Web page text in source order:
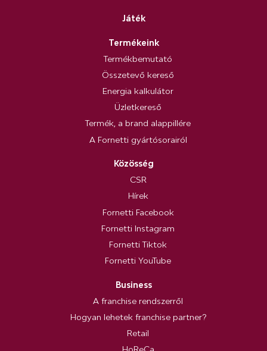
Játék
Termékeink
Termékbemutató
Összetevő kereső
Energia kalkulátor
Üzletkereső
Termék, a brand alappillére
A Fornetti gyártósorairól
Közösség
CSR
Hírek
Fornetti Facebook
Fornetti Instagram
Fornetti Tiktok
Fornetti YouTube
Business
A franchise rendszerről
Hogyan lehetek franchise partner?
Retail